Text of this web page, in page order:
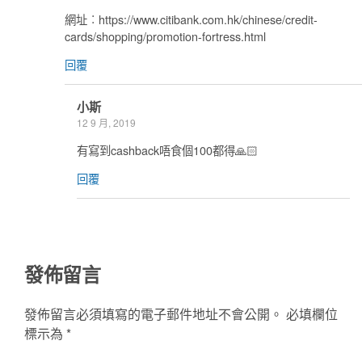
網址︰https://www.citibank.com.hk/chinese/credit-
cards/shopping/promotion-fortress.html
回覆
小斯
12 9 月, 2019
有寫到cashback唔食個100都得🙏🏻
回覆
發佈留言
發佈留言必須填寫的電子郵件地址不會公開。 必填欄位
標示為 *